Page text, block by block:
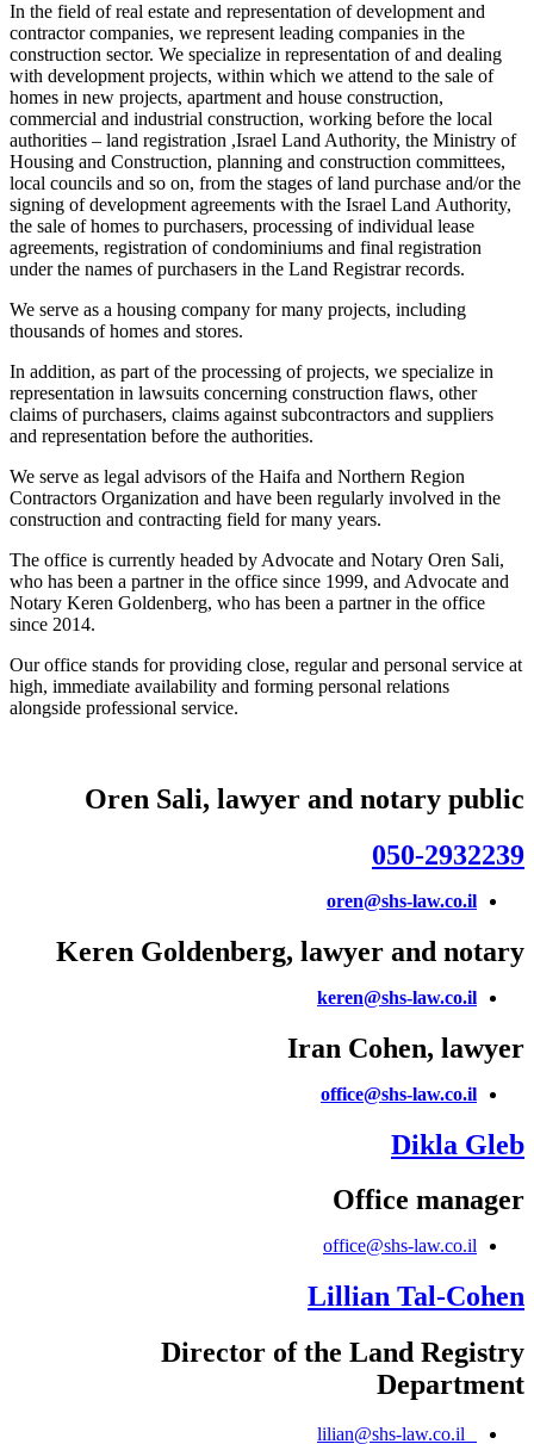
In the field of real estate and representation of development and
contractor companies, we represent leading companies in the
construction sector. We specialize in representation of and dealing
with development projects, within which we attend to the sale of
homes in new projects, apartment and house construction,
commercial and industrial construction, working before the local
authorities – land registration ,Israel Land Authority, the Ministry of
Housing and Construction, planning and construction committees,
local councils and so on, from the stages of land purchase and/or the
signing of development agreements with the Israel Land Authority,
the sale of homes to purchasers, processing of individual lease
agreements, registration of condominiums and final registration
under the names of purchasers in the Land Registrar records.
We serve as a housing company for many projects, including
thousands of homes and stores.
In addition, as part of the processing of projects, we specialize in
representation in lawsuits concerning construction flaws, other
claims of purchasers, claims against subcontractors and suppliers
and representation before the authorities.
We serve as legal advisors of the Haifa and Northern Region
Contractors Organization and have been regularly involved in the
construction and contracting field for many years.
The office is currently headed by Advocate and Notary Oren Sali,
who has been a partner in the office since 1999, and Advocate and
Notary Keren Goldenberg, who has been a partner in the office
since 2014.
Our office stands for providing close, regular and personal service at
high, immediate availability and forming personal relations
alongside professional service.
Oren Sali, lawyer and notary public
050-2932239
oren@shs-law.co.il
Keren Goldenberg, lawyer and notary
keren@shs-law.co.il
Iran Cohen, lawyer
office@shs-law.co.il
Dikla Gleb
Office manager
office@shs-law.co.il
Lillian Tal-Cohen
Director of the Land Registry
Department
lilian@shs-law.co.il